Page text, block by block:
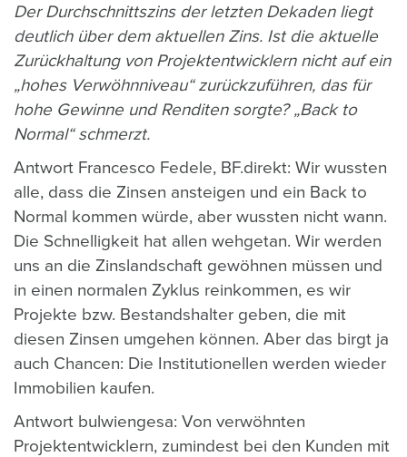
Der Durchschnittszins der letzten Dekaden liegt
deutlich über dem aktuellen Zins. Ist die aktuelle
Zurückhaltung von Projektentwicklern nicht auf ein
„hohes Verwöhnniveau“ zurückzuführen, das für
hohe Gewinne und Renditen sorgte? „Back to
Normal“ schmerzt.
Antwort Francesco Fedele, BF.direkt: Wir wussten
alle, dass die Zinsen ansteigen und ein Back to
Normal kommen würde, aber wussten nicht wann.
Die Schnelligkeit hat allen wehgetan. Wir werden
uns an die Zinslandschaft gewöhnen müssen und
in einen normalen Zyklus reinkommen, es wir
Projekte bzw. Bestandshalter geben, die mit
diesen Zinsen umgehen können. Aber das birgt ja
auch Chancen: Die Institutionellen werden wieder
Immobilien kaufen.
Antwort bulwiengesa: Von verwöhnten
Projektentwicklern, zumindest bei den Kunden mit